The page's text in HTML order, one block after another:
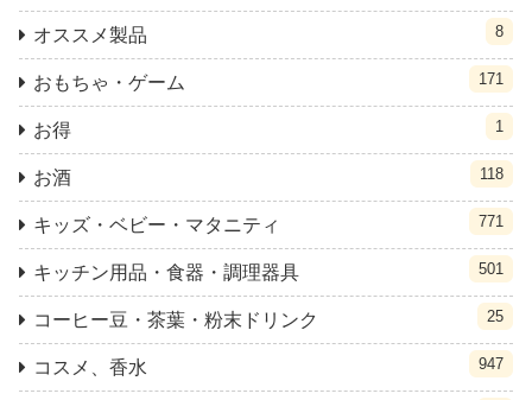
オススメ製品 8
おもちゃ・ゲーム 171
お得 1
お酒 118
キッズ・ベビー・マタニティ 771
キッチン用品・食器・調理器具 501
コーヒー豆・茶葉・粉末ドリンク 25
コスメ、香水 947